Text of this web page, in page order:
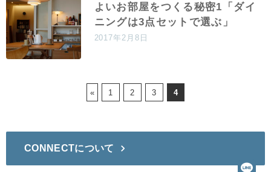
よいお部屋をつくる秘密1「ダイ
ニングは3点セットで選ぶ」
2017年2月8日
« 1 2 3 4
CONNECTについて